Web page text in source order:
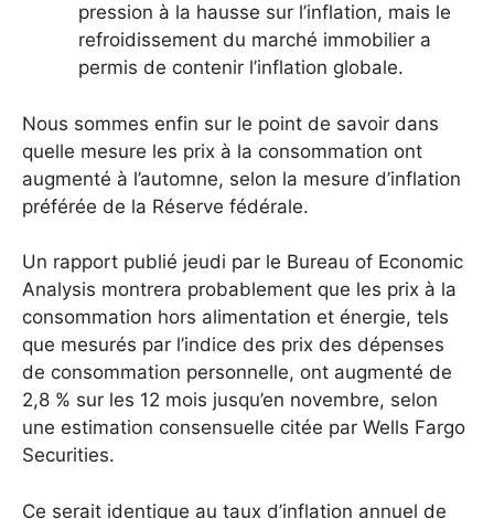
pression à la hausse sur l’inflation, mais le
refroidissement du marché immobilier a
permis de contenir l’inflation globale.
Nous sommes enfin sur le point de savoir dans
quelle mesure les prix à la consommation ont
augmenté à l’automne, selon la mesure d’inflation
préférée de la Réserve fédérale.
Un rapport publié jeudi par le Bureau of Economic
Analysis montrera probablement que les prix à la
consommation hors alimentation et énergie, tels
que mesurés par l’indice des prix des dépenses
de consommation personnelle, ont augmenté de
2,8 % sur les 12 mois jusqu’en novembre, selon
une estimation consensuelle citée par Wells Fargo
Securities.
Ce serait identique au taux d’inflation annuel de